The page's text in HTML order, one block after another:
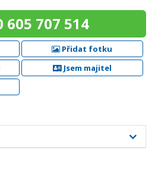
605 707 514
Přidat fotku
Jsem majitel